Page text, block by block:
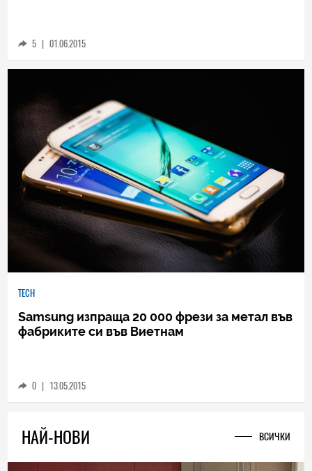
5 | 01.06.2015
TECH
Samsung изпраща 20 000 фрези за метал във
фабриките си във Виетнам
0 | 13.05.2015
НАЙ-НОВИ ВСИЧКИ